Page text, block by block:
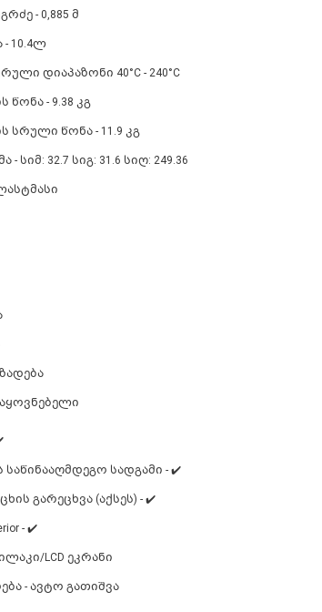
- 0,885 მ
10.4ლ
დიაპაზონი 40°C - 240°C
- 9.38 კგ
სრული წონა - 11.9 კგ
სიმ: 32.7 სიგ: 31.6 სიღ: 249.36
საწინააღმდეგო სადგამი - ✔️
გარეცხვა (აქსეს) - ✔️
- ✔️
LCD ეკრანი
- ავტო გათიშვა